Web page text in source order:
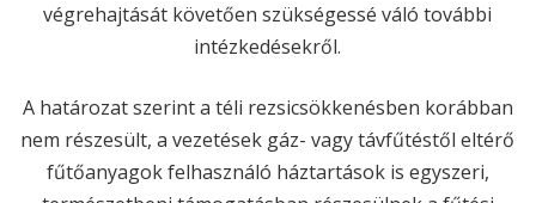
végrehajtását követően szükségessé váló további
intézkedésekről.
A határozat szerint a téli rezsicsökkenésben korábban
nem részesült, a vezetések gáz- vagy távfűtéstől eltérő
fűtőanyagok felhasználó háztartások is egyszeri,